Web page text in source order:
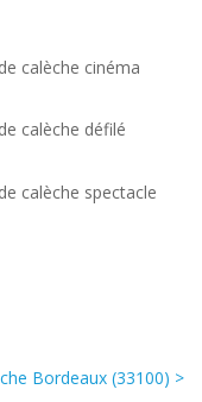
calèche cinéma
calèche défilé
calèche spectacle
Bordeaux (33100) >